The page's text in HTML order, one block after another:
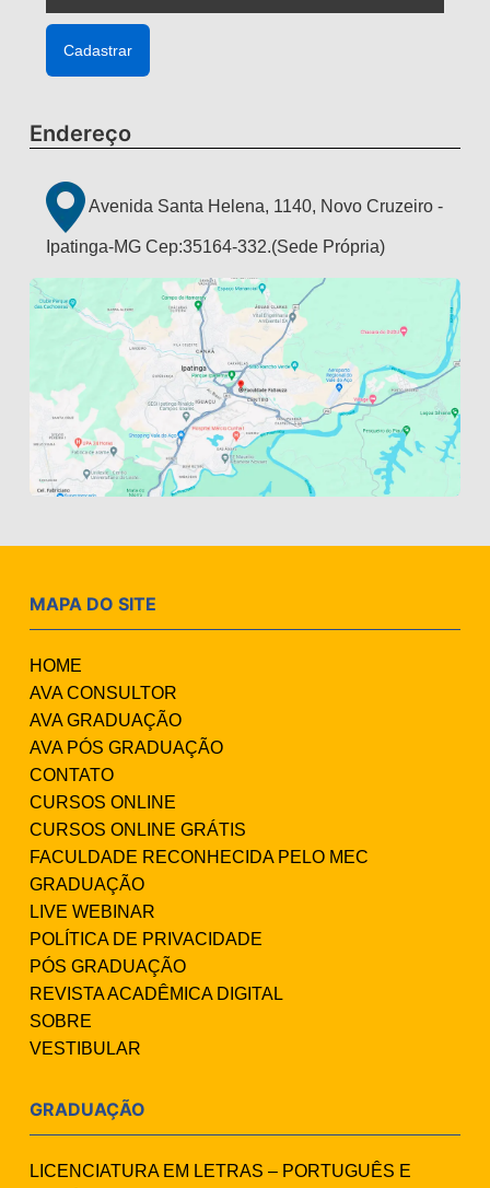
Endereço
Avenida Santa Helena, 1140, Novo Cruzeiro -
Ipatinga-MG Cep:35164-332.(Sede Própria)
MAPA DO SITE
HOME
AVA CONSULTOR
AVA GRADUAÇÃO
AVA PÓS GRADUAÇÃO
CONTATO
CURSOS ONLINE
CURSOS ONLINE GRÁTIS
FACULDADE RECONHECIDA PELO MEC
GRADUAÇÃO
LIVE WEBINAR
POLÍTICA DE PRIVACIDADE
PÓS GRADUAÇÃO
REVISTA ACADÊMICA DIGITAL
SOBRE
VESTIBULAR
GRADUAÇÃO
LICENCIATURA EM LETRAS – PORTUGUÊS E